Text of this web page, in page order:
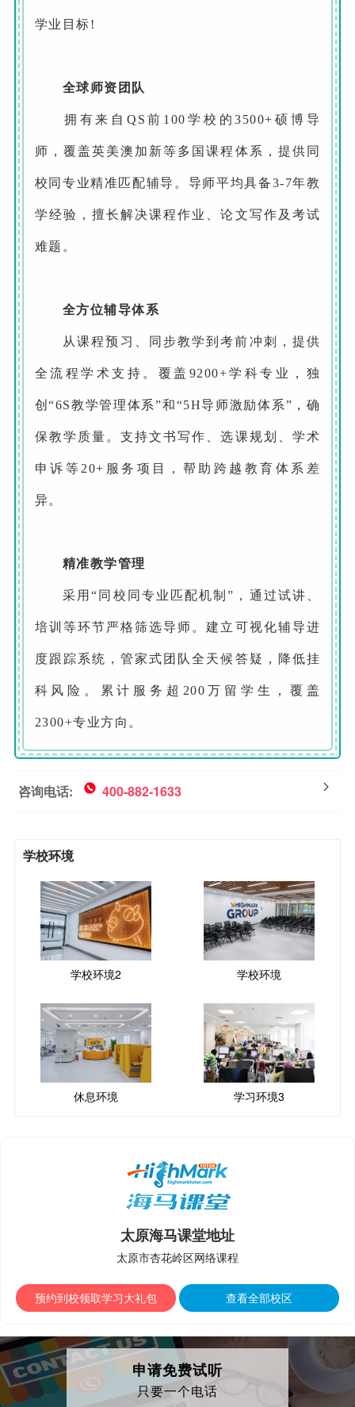
学业目标!
全球师资团队
拥有来自QS前100学校的3500+硕博导
师，覆盖英美澳加新等多国课程体系，提供同
校同专业精准匹配辅导。导师平均具备3-7年教
学经验，擅长解决课程作业、论文写作及考试
难题。‌
全方位辅导体系
从课程预习、同步教学到考前冲刺，提供
全流程学术支持。覆盖9200+学科专业，独
创“6S教学管理体系”和“5H导师激励体系”，确
保教学质量。支持文书写作、选课规划、学术
申诉等20+服务项目，帮助跨越教育体系差
异。‌
精准教学管理
采用“同校同专业匹配机制”，通过试讲、
培训等环节严格筛选导师。建立可视化辅导进
度跟踪系统，管家式团队全天候答疑，降低挂
科风险。累计服务超200万留学生，覆盖
2300+专业方向。‌
咨询电话: 400-882-1633
学校环境
学校环境2 学校环境
休息环境 学习环境3
太原海马课堂地址
太原市杏花岭区网络课程
预约到校领取学习大礼包 查看全部校区
申请免费试听
只要一个电话